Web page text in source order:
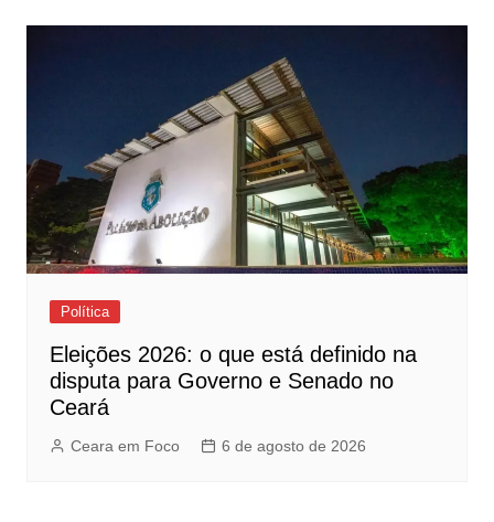
Política
Eleições 2026: o que está definido na
disputa para Governo e Senado no
Ceará
Ceara em Foco 6 de agosto de 2026